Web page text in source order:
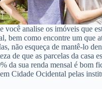
você analise os imóveis que
bem como encontre um que
não esqueça de mantê-lo
de que as parcelas da casa
da sua renda mensal é bom
Cidade Ocidental pelas